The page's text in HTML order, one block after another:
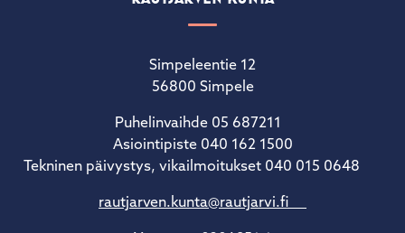
Simpeleentie 12
56800 Simpele
Puhelinvaihde 05 687211
Asiointipiste 040 162 1500
Tekninen päivystys, vikailmoitukset 040 015 0648
rautjarven.kunta@rautjarvi.fi